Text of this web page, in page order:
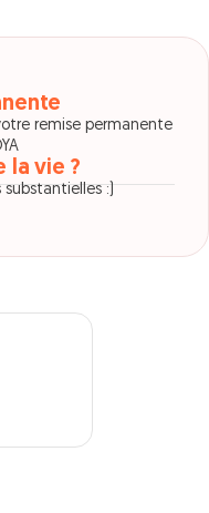
remise permanente
la vie ?
:)